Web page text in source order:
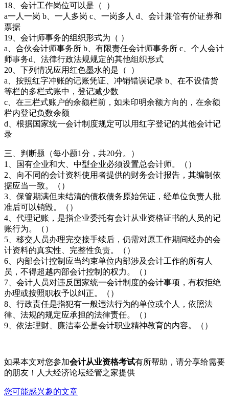
18、会计工作岗位可以是（ ）
a一人一岗 b、一人多岗 c、一岗多人 d、会计兼管有价证券和
票据
19、会计师事务的组织形式为（ ）
a、合伙会计师事务所 b、有限责任会计师事务所 c、个人会计
师事务d、法律行政法规规定的其他组织形式
20、下列情况应用红色墨水的是（ ）
a、按照红字冲账的记账凭证、冲销错误记录 b、在不设借货
等栏的多栏式账中，登记减少数
c、在三栏式账户的余额栏前，如未印明余额方向的，在余额
栏内登记负数余额
d、根据国家统一会计制度规定可以用红字登记的其他会计记
录
三、判断题（每小题1分，共20分。）
1、国有企业和大、中型企业必须设置总会计师。（）
2、向不同的会计资料使用者提供的财务会计报告，其编制依
据应当一致。（）
3、保管期满但未结清的债权债务原始凭证，经单位负责人批
准后可以销毁。（）
4、代理记账，是指企业委托有会计从业资格证书的人员的记
账行为。（）
5、移交人员办理完交接手续后，仍需对原工作期间经办的会
计资料的真实性、完整性负责。（）
6、内部会计控制应当约束单位内部涉及会计工作的所有人
员，不得超越内部会计控制的权力。（）
7、会计人员对违反国家统一会计制度的会计事项，有权拒绝
办理或按照职权予以纠正。（）
8、行政责任是指犯有一般违法行为的单位或个人，依照法
律、法规的规定应承担的法律责任。（）
9、依法理财、廉洁奉公是会计职业精神教育的内容。（）
如果本文对您参加会计从业资格考试有所帮助，请分享给需要
的朋友！人大经济论坛经管之家提供
您可能感兴趣的文章